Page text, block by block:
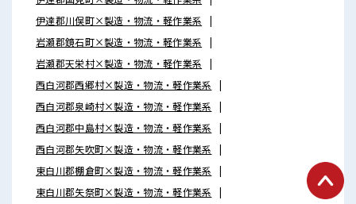
伊達郡川俣町×製造・物流・軽作業系
岩瀬郡鏡石町×製造・物流・軽作業系
岩瀬郡天栄村×製造・物流・軽作業系
西白河郡西郷村×製造・物流・軽作業系
西白河郡泉崎村×製造・物流・軽作業系
西白河郡中島村×製造・物流・軽作業系
西白河郡矢吹町×製造・物流・軽作業系
東白川郡棚倉町×製造・物流・軽作業系
東白川郡矢祭町×製造・物流・軽作業系